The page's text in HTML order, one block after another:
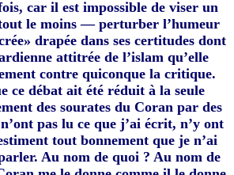
car il est impossible de viser un
le moins — perturber l’humeur
drapée dans ses certitudes dont
attitrée de l’islam qu’elle
contre quiconque la critique.
ce débat ait été réduit à la seule
des sourates du Coran par des
pas lu ce que j’ai écrit, n’y ont
tout bonnement que je n’ai
Au nom de quoi ? Au nom de